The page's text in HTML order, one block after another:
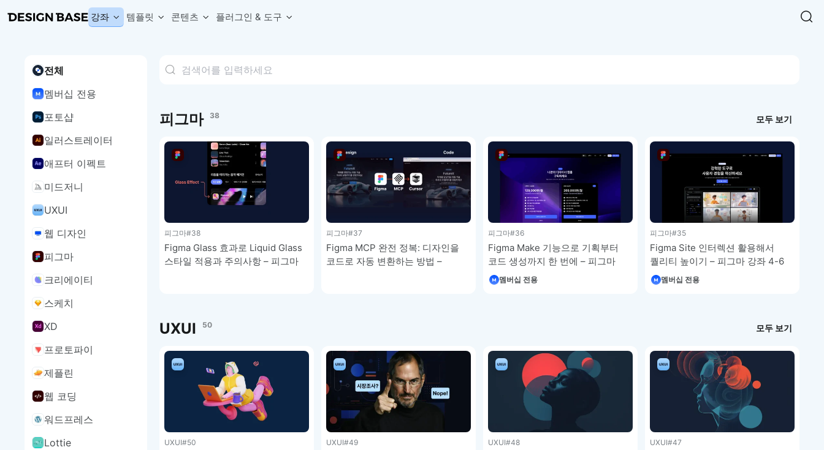
강좌 템플릿
웹 & 앱 UI 템플릿 세트
복붙으로 시작하는 고퀄리티 앱 UI 템플릿
콘텐츠
무료 폰트
디자이너 북마크
디자이너에게 유용한 사이트와 참고 자료를 모아보세요.
디자인에 바로 사용할 수 있는 아이콘을 무료로 사용해보세요.
디자인 작업에 활용할 수 있는 무료 리소스를 찾아보세요.
디자인 툴 단축키 모음
피그마, 포토샵 등 자주 쓰는 단축키를 빠르게 찾아보세요.
플러그인 & 도구
한글 더미
Chart Generator
막대, 선, 원형, 파이, 레이더 등 다양한 차트를 손쉽게 생성해보세요.
선택한 텍스트의 폰트를 한 번에 빠르게 변경해보세요.
피그마 Variables를 문서화하고 구조를 한눈에 정리해보세요.
Face Dummy
프로필, 리뷰, 카드 UI에 사용할 얼굴 더미 이미지를 생성해보세요.
Table Generator
구글시트 데이터를 불러와 테이블 UI를 빠르게 만들어보세요.
Pixel Perfect
디자인 요소의 위치와 간격을 더 정교하게 맞춰보세요.
Detach Master
컬러 배색
디자인에 어울리는 컬러 조합을 빠르게 찾고 적용해보세요.
팔레트 비주얼라이저
컬러 팔레트를 시각적으로 미리 보고 조합감을 확인해보세요.
그라데이션 생성기
원하는 색상 조합으로 부드러운 그라데이션을 만들어보세요.
추상 그라디언트 생성기
감각적인 추상 그라디언트 배경을 손쉽게 만들어보세요.
ASCII 아트
이미지를 업로드하고 개성 있는 ASCII 아트 스타일로 변환해보세요.
디자인베이스 UI 디자인 시스템을 기반으로, 실무에 바로 활용할
에
서
열
림
전체
멤버십 전용
포토샵
일러스트레이터
애프터 이펙트
미드저니
UXUI
웹 디자인
피그마
크리에이티
스케치
XD
프로토파이
제플린
웹 코딩
워드프레스
Lottie
피그마 38 모두 보기
피그마#38
Figma Glass 효과로 Liquid Glass
스타일 적용과 주의사항 – 피그마
피그마#37
Figma MCP 완전 정복: 디자인을
코드로 자동 변환하는 방법 –
피그마#36
Figma Make 기능으로 기획부터
코드 생성까지 한 번에 – 피그마
강좌 4-7
멤버십 전용
피그마#35
Figma Site 인터렉션 활용해서
퀄리티 높이기 – 피그마 강좌 4-6
멤버십 전용
UXUI 50 모두 보기
UXUI#50 UXUI#49 UXUI#48 UXUI#47